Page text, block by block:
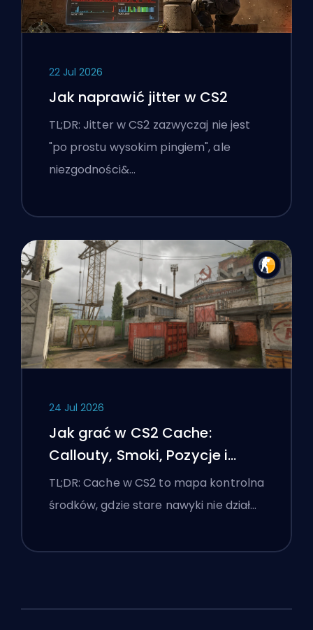
22 Jul 2026
Jak naprawić jitter w CS2
TL;DR: Jitter w CS2 zazwyczaj nie jest
"po prostu wysokim pingiem", ale
niezgodności&…
24 Jul 2026
Jak grać w CS2 Cache:
Callouty, Smoki, Pozycje i
Wskazówki Premier
TL;DR: Cache w CS2 to mapa kontrolna
środków, gdzie stare nawyki nie dział…